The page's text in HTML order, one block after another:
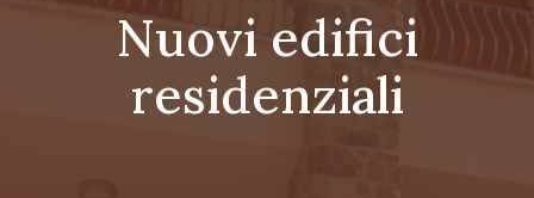
Nuovi edifici
residenziali